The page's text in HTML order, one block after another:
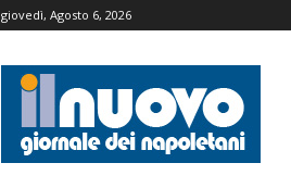
giovedì, Agosto 6, 2026